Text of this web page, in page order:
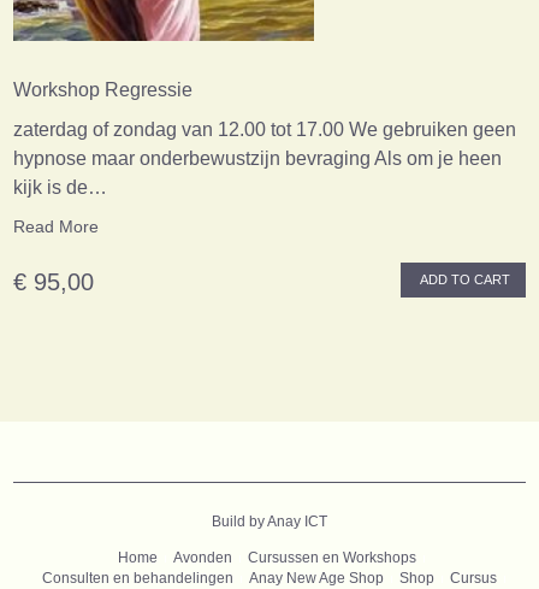
Workshop Regressie
zaterdag of zondag van 12.00 tot 17.00 We gebruiken geen
hypnose maar onderbewustzijn bevraging Als om je heen
kijk is de…
Read More
€ 95,00 ADD TO CART
Build by Anay ICT
Home Avonden
Cursussen en Workshops
Consulten en behandelingen
Anay New Age Shop Shop
Cursus